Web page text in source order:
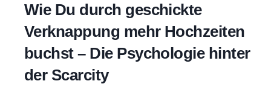
Wie Du durch geschickte
Verknappung mehr Hochzeiten
buchst – Die Psychologie hinter
der Scarcity